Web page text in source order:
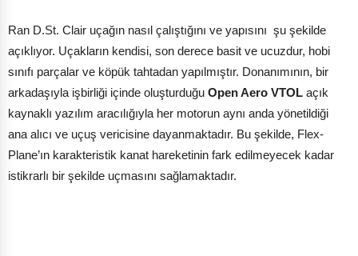
Ran D.St. Clair uçağın nasıl çalıştığını ve yapısını şu şekilde
açıklıyor. Uçakların kendisi, son derece basit ve ucuzdur, hobi
sınıfı parçalar ve köpük tahtadan yapılmıştır. Donanımının, bir
arkadaşıyla işbirliği içinde oluşturduğu Open Aero VTOL açık
kaynaklı yazılım aracılığıyla her motorun aynı anda yönetildiği
ana alıcı ve uçuş vericisine dayanmaktadır. Bu şekilde, Flex-
Plane’ın karakteristik kanat hareketinin fark edilmeyecek kadar
istikrarlı bir şekilde uçmasını sağlamaktadır.